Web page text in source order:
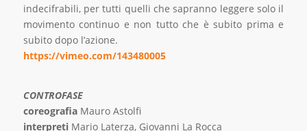
indecifrabili, per tutti quelli che sapranno leggere solo il
movimento continuo e non tutto che è subito prima e
subito dopo l’azione.
https://vimeo.com/143480005
CONTROFASE
coreografiaMauro Astolfi
interpretiMario Laterza, Giovanni La Rocca